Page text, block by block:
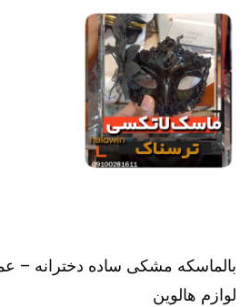
بالماسکه مشکی ساده دخترانه –
لوازم هالوین